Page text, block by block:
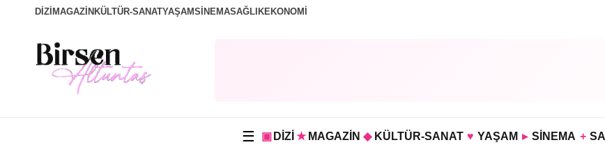
DİZİ MAGAZİN KÜLTÜR-SANATYAŞAMSİNEMASAĞLIKEKONOMİ
☰ ▣ DİZİ ★ MAGAZİN ◆ KÜLTÜR-SANAT ♥ YAŞAM ▸ SİNEMA +